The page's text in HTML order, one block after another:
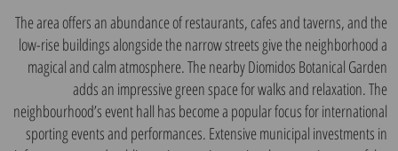
The area offers an abundance of restaurants, cafes and taverns, and the
low-rise buildings alongside the narrow streets give the neighborhood a
magical and calm atmosphere. The nearby Diomidos Botanical Garden
adds an impressive green space for walks and relaxation. The
neighbourhood’s event hall has become a popular focus for international
sporting events and performances. Extensive municipal investments in